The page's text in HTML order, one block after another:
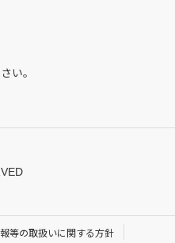
い。
等の取扱いに関する方針